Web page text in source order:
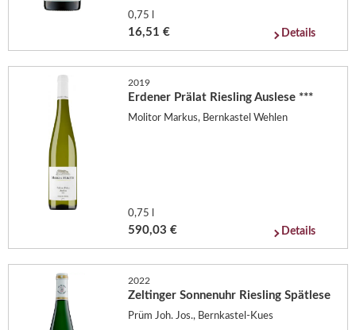
0,75 l
16,51 € Details
2019
Erdener Prälat Riesling Auslese ***
Molitor Markus, Bernkastel Wehlen
0,75 l
590,03 € Details
2022
Zeltinger Sonnenuhr Riesling Spätlese
Prüm Joh. Jos., Bernkastel-Kues